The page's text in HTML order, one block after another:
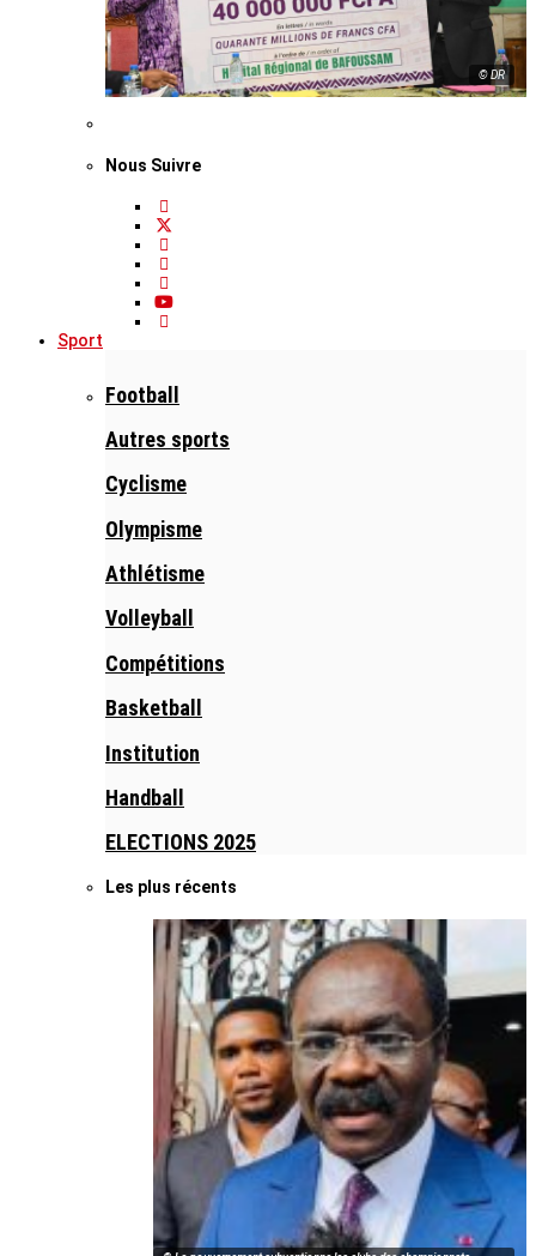
© DR
Nous Suivre
Sport
Football
Autres sports
Cyclisme
Olympisme
Athlétisme
Volleyball
Compétitions
Basketball
Institution
Handball
ELECTIONS 2025
Les plus récents